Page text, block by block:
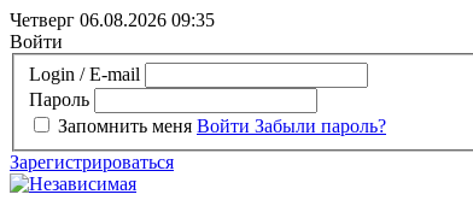
Четверг 06.08.2026 09:35
Войти
Login / E-mail
Пароль
Запомнить меня Войти Забыли пароль?
Зарегистрироваться